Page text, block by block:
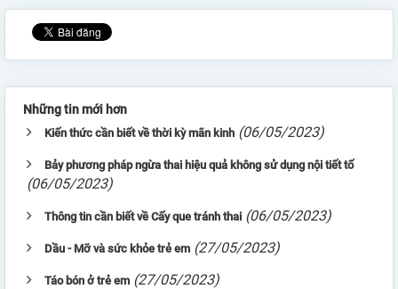
Những tin mới hơn
Kiến thức cần biết về thời kỳ mãn kinh (06/05/2023)
Bảy phương pháp ngừa thai hiệu quả không sử dụng nội tiết tố
(06/05/2023)
Thông tin cần biết về Cấy que tránh thai (06/05/2023)
Dầu - Mỡ và sức khỏe trẻ em (27/05/2023)
Táo bón ở trẻ em (27/05/2023)